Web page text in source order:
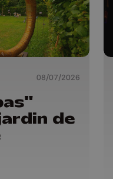
08/07/2026
de